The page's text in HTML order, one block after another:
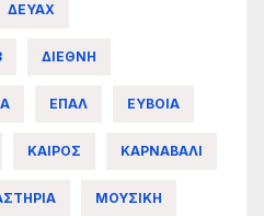
ΔΕΥΑΧ
ΔΙΕΘΝΗ
ΕΠΑΛ ΕΥΒΟΙΑ
ΚΑΙΡΟΣ ΚΑΡΝΑΒΑΛΙ
ΜΟΥΣΙΚΗ